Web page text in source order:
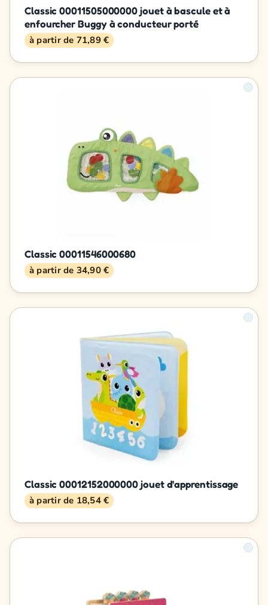
Classic 00011505000000 jouet à bascule et à
enfourcher Buggy à conducteur porté
à partir de 71,89 €
Classic 00011546000680
à partir de 34,90 €
Classic 00012152000000 jouet d'apprentissage
à partir de 18,54 €